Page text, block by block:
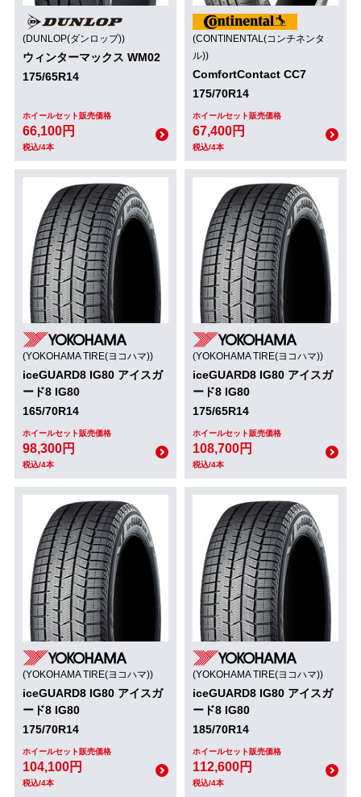
(DUNLOP(ダンロップ))
ウィンターマックス WM02
175/65R14
ホイールセット販売価格
66,100円
税込/4本
(CONTINENTAL(コンチネンタ
ル))
ComfortContact CC7
175/70R14
ホイールセット販売価格
67,400円
税込/4本
(YOKOHAMA TIRE(ヨコハマ))
iceGUARD8 IG80 アイスガ
ード8 IG80
165/70R14
ホイールセット販売価格
98,300円
税込/4本
(YOKOHAMA TIRE(ヨコハマ))
iceGUARD8 IG80 アイスガ
ード8 IG80
175/65R14
ホイールセット販売価格
108,700円
税込/4本
(YOKOHAMA TIRE(ヨコハマ))
iceGUARD8 IG80 アイスガ
ード8 IG80
175/70R14
ホイールセット販売価格
104,100円
税込/4本
(YOKOHAMA TIRE(ヨコハマ))
iceGUARD8 IG80 アイスガ
ード8 IG80
185/70R14
ホイールセット販売価格
112,600円
税込/4本